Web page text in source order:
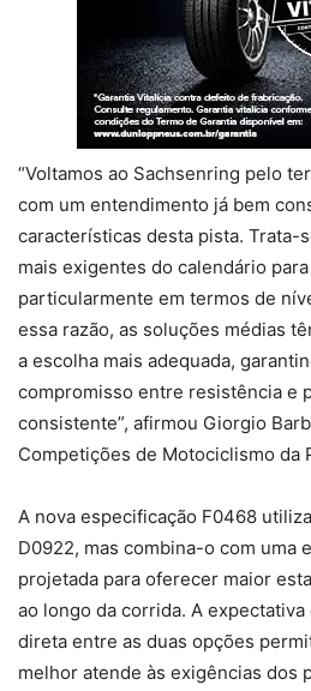
“Voltamos ao Sachsenring pelo
com um entendimento já bem
características desta pista. Trata-
mais exigentes do calendário
particularmente em termos de
essa razão, as soluções médias
a escolha mais adequada,
compromisso entre resistência e
consistente”, afirmou Giorgio
Competições de Motociclismo da
A nova especificação F0468
D0922, mas combina-o com uma
projetada para oferecer maior
ao longo da corrida. A expectativa
direta entre as duas opções
melhor atende às exigências dos